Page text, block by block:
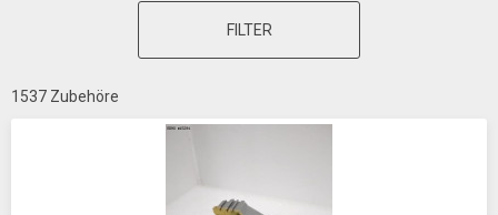
FILTER
1537 Zubehöre